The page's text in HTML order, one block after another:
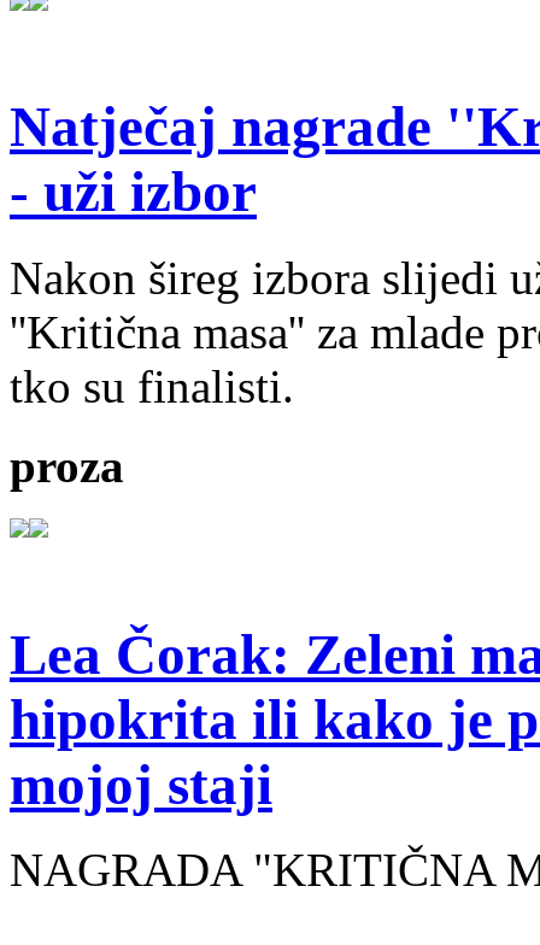
Natječaj nagrade
- uži izbor
Nakon šireg izbora slijedi
''Kritična masa'' za mlade
tko su finalisti.
proza
Lea Čorak: Zeleni
hipokrita ili kako je
mojoj staji
NAGRADA "KRITIČNA